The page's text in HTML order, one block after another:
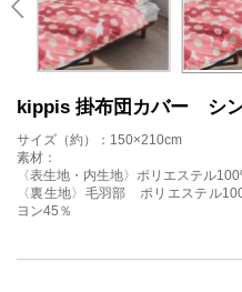
kippis 掛布団カバー シ
サイズ（約）：150×210cm
素材：
〈表生地・内生地〉ポリエステル
〈裏生地〉毛羽部 ポリエステル
ヨン45％